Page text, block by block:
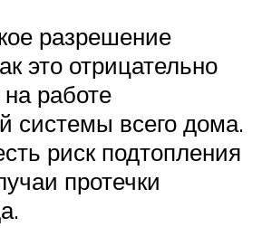
разрешение
это отрицательно
работе
системы всего дома.
риск подтопления
протечки